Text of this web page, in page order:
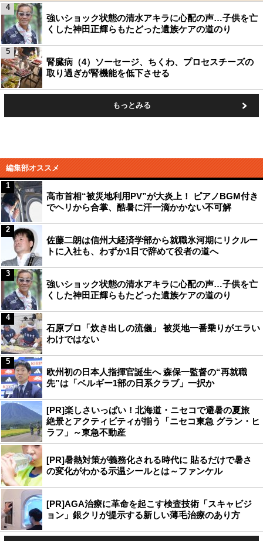
強いショック状態の清水アキラに心配の声…子供を亡
くした神田正輝らもたどった遺族ケアの道のり
4
腎臓病（4）ソーセージ、ちくわ、プロセスチーズの
取り過ぎが腎機能を低下させる
5
もっとみる
編集部オススメ
高市首相“被災地利用PV”が大炎上！ ピアノBGM付き
でヘリから合掌、酷暑に汗一滴かかない不可解
1
佐藤二朗は信州大経済学部から就職氷河期にリクルー
トに入社も、わずか1日で辞めて役者の道へ
2
強いショック状態の清水アキラに心配の声…子供を亡
くした神田正輝らもたどった遺族ケアの道のり
3
石原プロ「炊き出しの流儀」 被災地一番乗りがエラい
わけではない
4
欧州初の日本人指揮官誕生へ 森保一監督の“再就職
先”は「ベルギー1部の日系クラブ」一択か
5
[PR]楽しさいっぱい！北海道・ニセコで避暑の夏旅
絶景とアクティビティが揃う「ニセコ東急 グラン・ヒ
ラフ」～東急不動産
[PR]暑熱対策が義務化される時代に 貼るだけで暑さ
の変化がわかる示温シールとは～ファンケル
[PR]AGA治療に革命を起こす検査技術「スキャビジ
ョン」銀クリが提示する新しい薄毛治療のあり方